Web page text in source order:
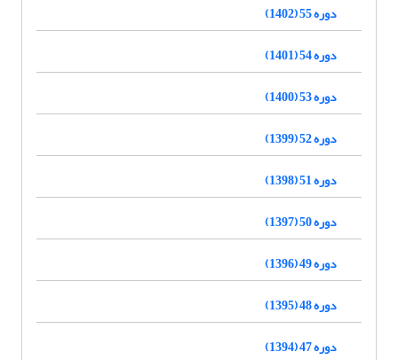
دوره 55 (1402)
دوره 54 (1401)
دوره 53 (1400)
دوره 52 (1399)
دوره 51 (1398)
دوره 50 (1397)
دوره 49 (1396)
دوره 48 (1395)
دوره 47 (1394)